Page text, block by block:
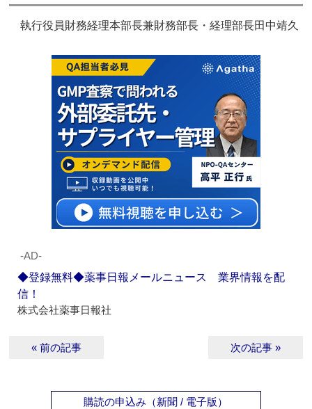
執行役員財務経理本部長兼財務部長・経理部長田中靖久
‐AD‐
◆登録無料◆薬事日報メールニュース 業界情報を配
信！
株式会社薬事日報社
« 前の記事 次の記事 »
購読の申込み（新聞 / 電子版）